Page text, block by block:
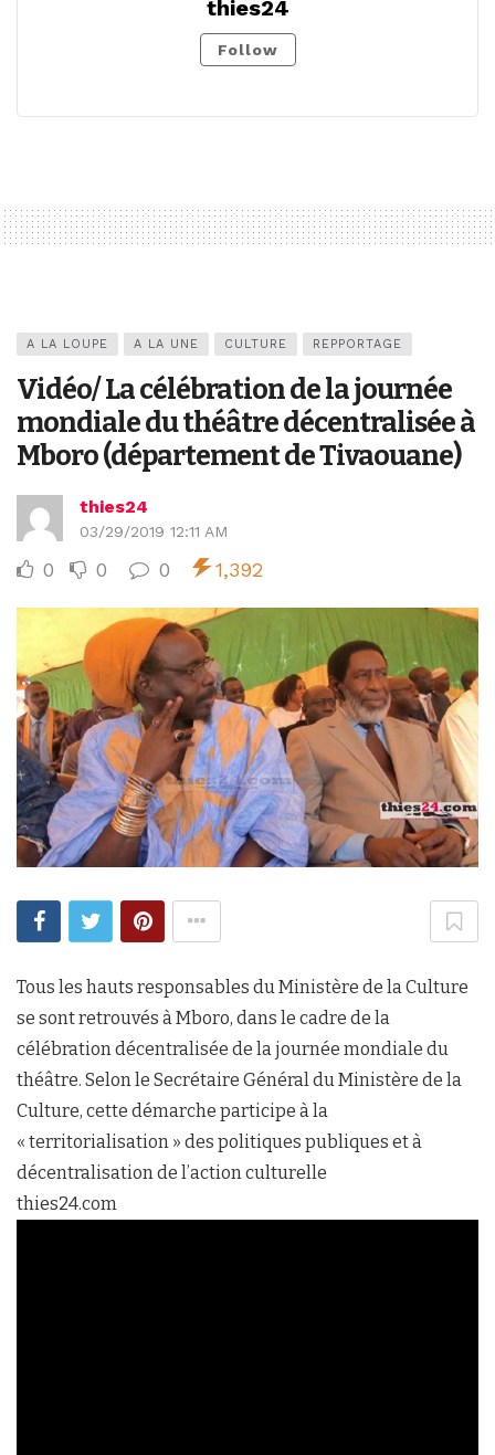
thies24
Follow
A LA LOUPE A LA UNE CULTURE REPPORTAGE
Vidéo/ La célébration de la journée
mondiale du théâtre décentralisée à
Mboro (département de Tivaouane)
thies24
03/29/2019 12:11 AM
0 0 0 1,392
Tous les hauts responsables du Ministère de la Culture
se sont retrouvés à Mboro, dans le cadre de la
célébration décentralisée de la journée mondiale du
théâtre. Selon le Secrétaire Général du Ministère de la
Culture, cette démarche participe à la
« territorialisation » des politiques publiques et à
décentralisation de l’action culturelle
thies24.com